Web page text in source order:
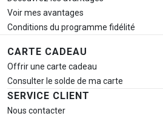
Voir mes avantages
Conditions du programme fidélité
CARTE CADEAU
Offrir une carte cadeau
Consulter le solde de ma carte
SERVICE CLIENT
Nous contacter